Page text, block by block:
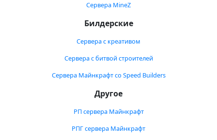
Сервера MineZ
Билдерские
Сервера с креативом
Сервера с битвой строителей
Сервера Майнкрафт со Speed Builders
Другое
РП сервера Майнкрафт
РПГ сервера Майнкрафт